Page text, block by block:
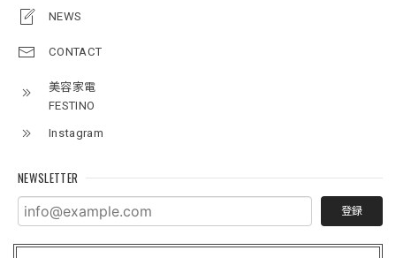
NEWS
CONTACT
美容家電
FESTINO
Instagram
NEWSLETTER
登録